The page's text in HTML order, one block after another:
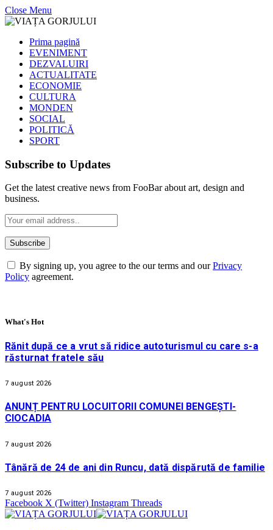
Close Menu
Prima pagină
EVENIMENT
DEZVALUIRI
ACTUALITATE
ECONOMIE
CULTURA
MONDEN
SOCIAL
POLITICĂ
SPORT
Subscribe to Updates
Get the latest creative news from FooBar about art, design and
business.
By signing up, you agree to the our terms and ourPrivacy
Policy agreement.
What's Hot
Rănit după ce a vrut să ridice autoturismul cu care s-a
răsturnat fratele său
7 august 2026
ANUNȚ PENTRU LOCUITORII COMUNEI BENGEȘTI-
CIOCADIA
7 august 2026
Tânără de 24 de ani din Runcu, dată dispărută de familie
7 august 2026
Facebook X (Twitter) Instagram Threads